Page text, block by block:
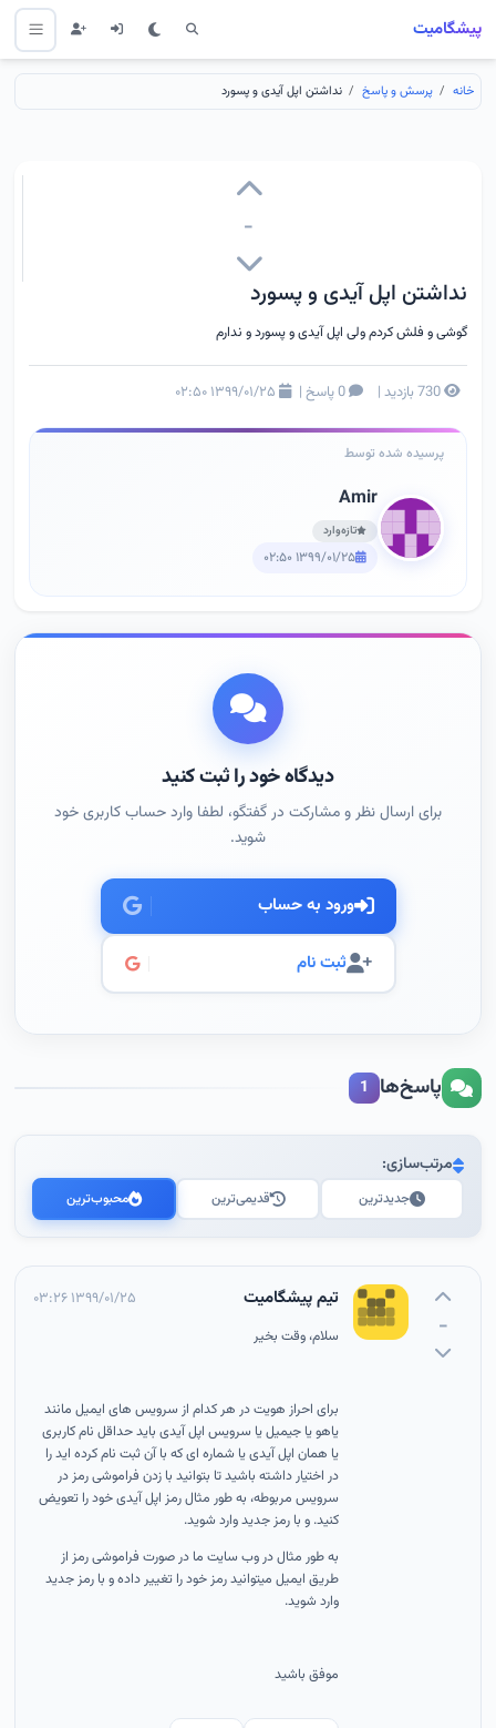
پیشگامیت
خانه پرسش و پاسخ نداشتن اپل آیدی و پسورد
-
نداشتن اپل آیدی و پسورد
گوشی و فلش کردم ولی اپل آیدی و پسورد و ندارم
730 بازدید | 0 پاسخ |
پرسیده شده توسط
Amir
تازه‌وارد
۱۳۹۹/۰۱/۲۵ ۰۲:۵۰
دیدگاه خود را ثبت کنید
برای ارسال نظر و مشارکت در گفتگو، لطفا وارد حساب کاربری خود
شوید.
ورود به حساب
ثبت نام
پاسخ‌ها 1
مرتب‌سازی:
جدیدترین قدیمی‌ترین محبوب‌ترین
-
تیم پیشگامیت
۱۳۹۹/۰۱/۲۵ ۰۳:۲۶
سلام، وقت بخیر
برای احراز هویت در هر کدام از سرویس های ایمیل مانند
یاهو یا جیمیل یا سرویس اپل آیدی باید حداقل نام کاربری
یا همان اپل آیدی یا شماره ای که با آن ثبت نام کرده اید را
در اختیار داشته باشید تا بتوانید با زدن فراموشی رمز در
سرویس مربوطه، به طور مثال رمز اپل آیدی خود را تعویض
کنید. و با رمز جدید وارد شوید.
به طور مثال در وب سایت ما در صورت فراموشی رمز از
طریق ایمیل میتوانید رمز خود را تغییر داده و با رمز جدید
وارد شوید.
موفق باشید